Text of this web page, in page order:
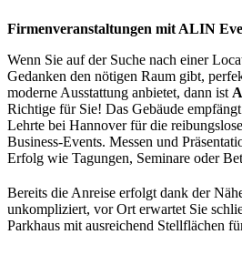
Firmenveranstaltungen mit ALIN
Wenn Sie auf der Suche nach einer
Gedanken den nötigen Raum gibt,
moderne Ausstattung anbietet, dann ist
Richtige für Sie! Das Gebäude
Lehrte bei Hannover für die
Business-Events. Messen und
Erfolg wie Tagungen, Seminare oder
Bereits die Anreise erfolgt dank der
unkompliziert, vor Ort erwartet Sie
Parkhaus mit ausreichend Stellflächen